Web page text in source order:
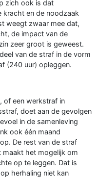
zich ook is dat
kracht en de noodzaak
weegt zwaar mee dat,
de impact van de
zeer groot is geweest.
van de straf in de vorm
(240 uur) opleggen.
of een werkstraf in
doet aan de gevolgen
in de samenleving
ook één maand
De rest van de straf
het mogelijk om
op te leggen. Dat is
herhaling niet kan